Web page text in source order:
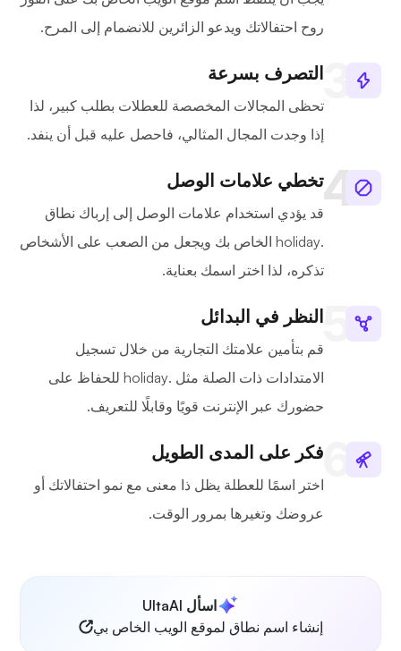
روح احتفالاتك ويدعو الزائرين للانضمام إلى المرح.
التصرف بسرعة
تحظى المجالات المخصصة للعطلات بطلب كبير، لذا
إذا وجدت المجال المثالي، فاحصل عليه قبل أن ينفد.
تخطي علامات الوصل
قد يؤدي استخدام علامات الوصل إلى إرباك نطاق
.holiday الخاص بك ويجعل من الصعب على الأشخاص
تذكره، لذا اختر اسمك بعناية.
النظر في البدائل
قم بتأمين علامتك التجارية من خلال تسجيل
الامتدادات ذات الصلة مثل .holiday للحفاظ على
حضورك عبر الإنترنت قويًا وقابلًا للتعريف.
فكر على المدى الطويل
اختر اسمًا للعطلة يظل ذا معنى مع نمو احتفالاتك أو
عروضك وتغيرها بمرور الوقت.
اسأل UltaAI
إنشاء اسم نطاق لموقع الويب الخاص بي